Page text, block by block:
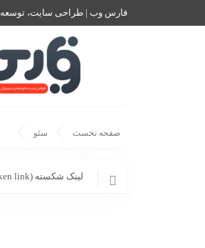
فارس وب | طراحی سایت، توسعه و
صفحه نخست سئو
لینک شکسته (broken link) چیست و چه تاثیری بر سئو سایت می گذارد؟